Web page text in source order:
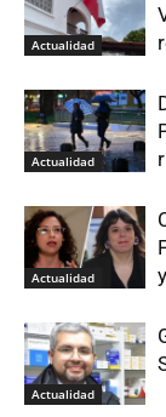
Actualidad
Actualidad
Actualidad
Actualidad